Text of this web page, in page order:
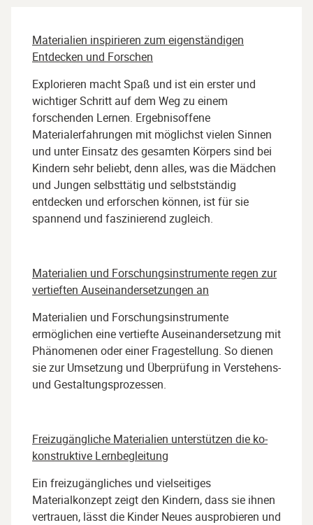
Materialien inspirieren zum eigenständigen
Entdecken und Forschen
Explorieren macht Spaß und ist ein erster und
wichtiger Schritt auf dem Weg zu einem
forschenden Lernen. Ergebnisoffene
Materialerfahrungen mit möglichst vielen Sinnen
und unter Einsatz des gesamten Körpers sind bei
Kindern sehr beliebt, denn alles, was die Mädchen
und Jungen selbsttätig und selbstständig
entdecken und erforschen können, ist für sie
spannend und faszinierend zugleich.
Materialien und Forschungsinstrumente regen zur
vertieften Auseinandersetzungen an
Materialien und Forschungsinstrumente
ermöglichen eine vertiefte Auseinandersetzung mit
Phänomenen oder einer Fragestellung. So dienen
sie zur Umsetzung und Überprüfung in Verstehens-
und Gestaltungsprozessen.
Freizugängliche Materialien unterstützen die ko-
konstruktive Lernbegleitung
Ein freizugängliches und vielseitiges
Materialkonzept zeigt den Kindern, dass sie ihnen
vertrauen, lässt die Kinder Neues ausprobieren und